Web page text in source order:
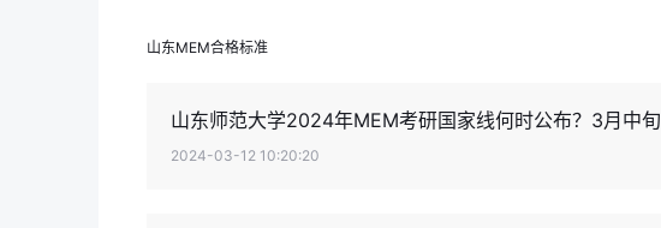
山东MEM合格标准
山东师范大学2024年MEM考研国家线何时公布？3月中旬
2024-03-12 10:20:20